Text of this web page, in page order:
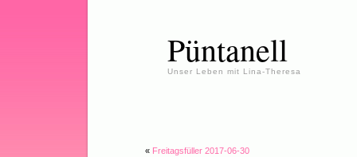
Püntanell
Unser Leben mit Lina-Theresa
« Freitagsfüller 2017-06-30